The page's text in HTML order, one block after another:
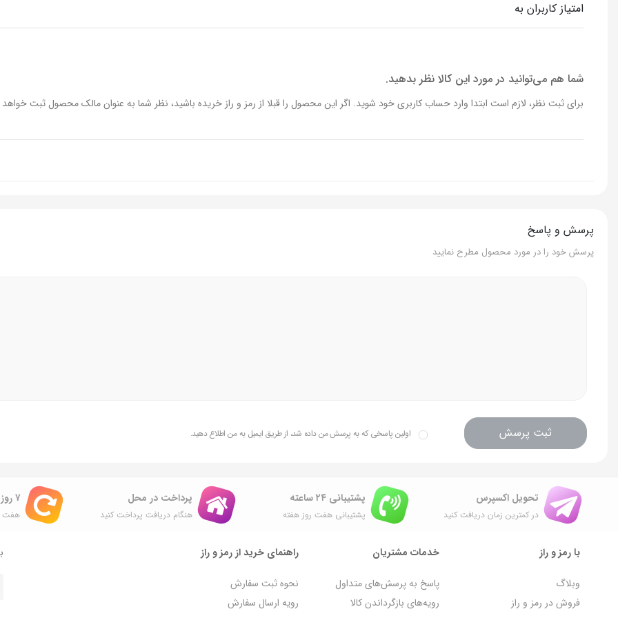
برند جسیکاتوین
امتیاز کاربران به
شما هم می‌توانید در مورد این کالا نظر بدهید.
برای ثبت نظر، لازم است ابتدا وارد حساب کاربری خود شوید. اگر این محصول را قبلا از رمز و راز خریده باشید، نظر شما به عنوان مالک محصول ثبت
پرسش و پاسخ
پرسش خود را در مورد محصول مطرح نمایید
ثبت پرسش اولین پاسخی که به پرسش من داده شد، از طریق ایمیل به من اطلاع دهید.
تحویل اکسپرس
در کمترین زمان دریافت کنید
پشتیبانی ۲۴ ساعته
پشتیبانی هفت روز هفته
پرداخت در محل
هنگام دریافت پرداخت کنید
۷ روز ضمانت بازگشت
هفت
با رمز و راز
وبلاگ
فروش در رمز و راز
خدمات مشتریان
پاسخ به پرسش‌های متداول
رویه‌های بازگرداندن کالا
راهنمای خرید از رمز و راز
نحوه ثبت سفارش
رویه ارسال سفارش